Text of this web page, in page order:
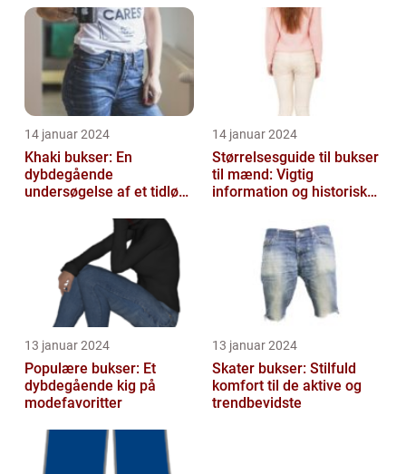
14 januar 2024
Khaki bukser: En
dybdegående
undersøgelse af et tidløst
14 januar 2024
Størrelsesguide til bukser
til mænd: Vigtig
information og historisk
13 januar 2024
Populære bukser: Et
dybdegående kig på
modefavoritter
13 januar 2024
Skater bukser: Stilfuld
komfort til de aktive og
trendbevidste